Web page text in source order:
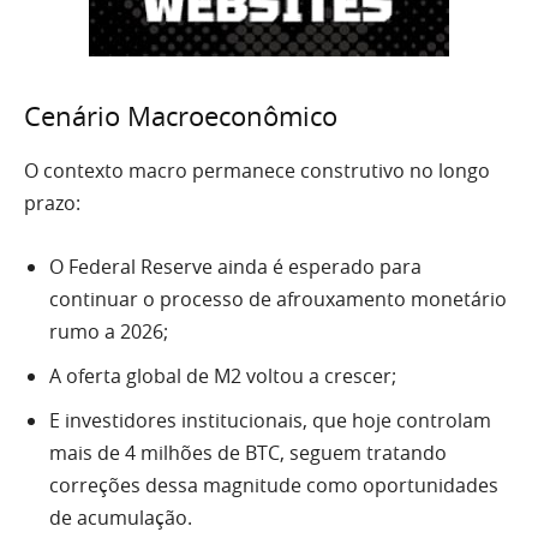
Cenário Macroeconômico
O contexto macro permanece construtivo no longo
prazo:
O Federal Reserve ainda é esperado para
continuar o processo de afrouxamento monetário
rumo a 2026;
A oferta global de M2 voltou a crescer;
E investidores institucionais, que hoje controlam
mais de 4 milhões de BTC, seguem tratando
correções dessa magnitude como oportunidades
de acumulação.